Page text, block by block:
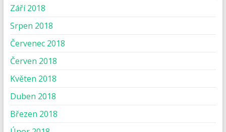
Září 2018
Srpen 2018
Červenec 2018
Červen 2018
Květen 2018
Duben 2018
Březen 2018